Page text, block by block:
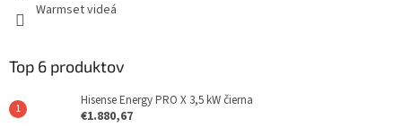
Warmset videá
Top 6 produktov
Hisense Energy PRO X 3,5 kW čierna
€1.880,67